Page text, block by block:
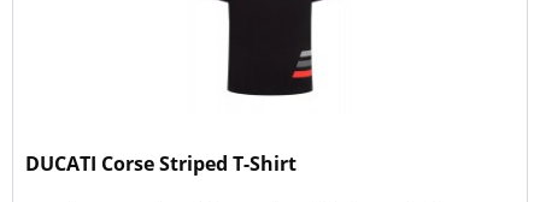
DUCATI Corse Striped T-Shirt